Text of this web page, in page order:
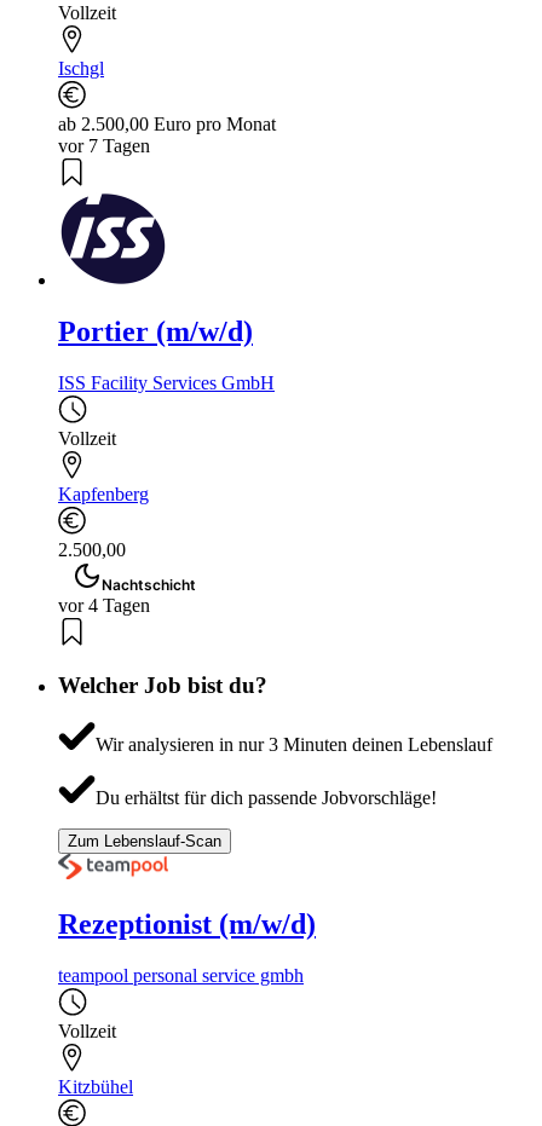
Vollzeit
Ischgl
ab 2.500,00 Euro pro Monat
vor 7 Tagen
Portier (m/w/d)
ISS Facility Services GmbH
Vollzeit
Kapfenberg
2.500,00
Nachtschicht
vor 4 Tagen
Welcher Job bist du?
Wir analysieren in nur 3 Minuten deinen Lebenslauf
Du erhältst für dich passende Jobvorschläge!
Zum Lebenslauf-Scan
Rezeptionist (m/w/d)
teampool personal service gmbh
Vollzeit
Kitzbühel